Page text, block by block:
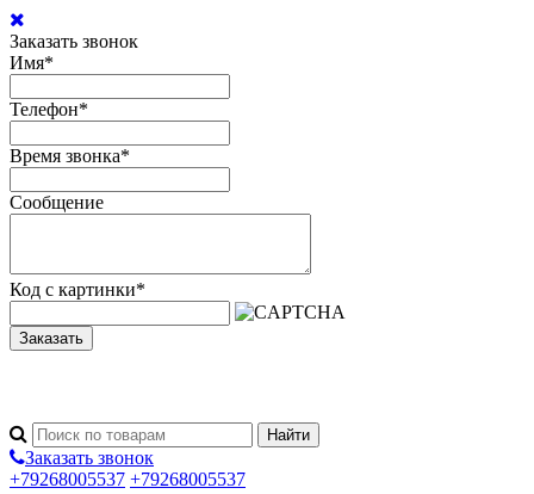
Заказать звонок
Имя*
Телефон*
Время звонка*
Сообщение
Код с картинки*
Заказать
Заказать звонок
+79268005537 +79268005537